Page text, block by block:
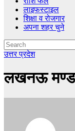
लाइफस्टाइल
शिक्षा व रोजगार
अपना शहर चुने
उत्तर प्रदेश
लखनऊ मण्डल